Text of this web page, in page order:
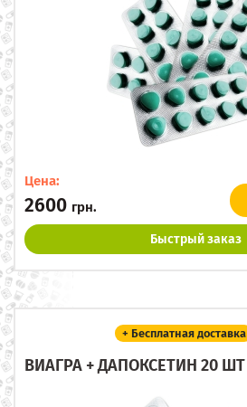
Цена:
2600 грн.
Быстрый заказ
+ Бесплатная доставка
ВИАГРА + ДАПОКСЕТИН 20 ШТ